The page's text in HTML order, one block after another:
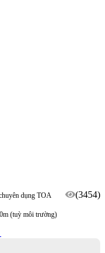
(3454)
dụng TOA
(tuỳ môi trường)